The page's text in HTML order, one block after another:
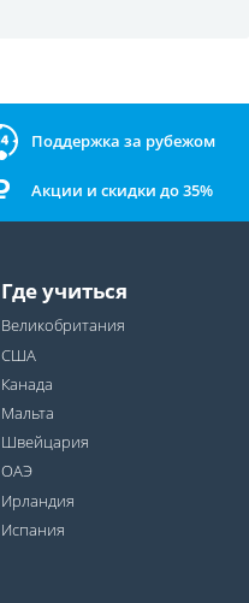
Поддержка за рубежом
Акции и скидки до 35%
Где учиться
Великобритания
США
Канада
Мальта
Швейцария
ОАЭ
Ирландия
Испания